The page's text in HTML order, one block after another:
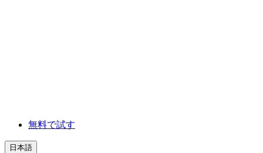
無料で試す
日本語